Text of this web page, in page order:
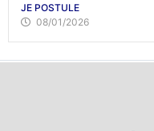
JE POSTULE
08/01/2026